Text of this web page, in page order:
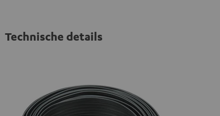
Technische details